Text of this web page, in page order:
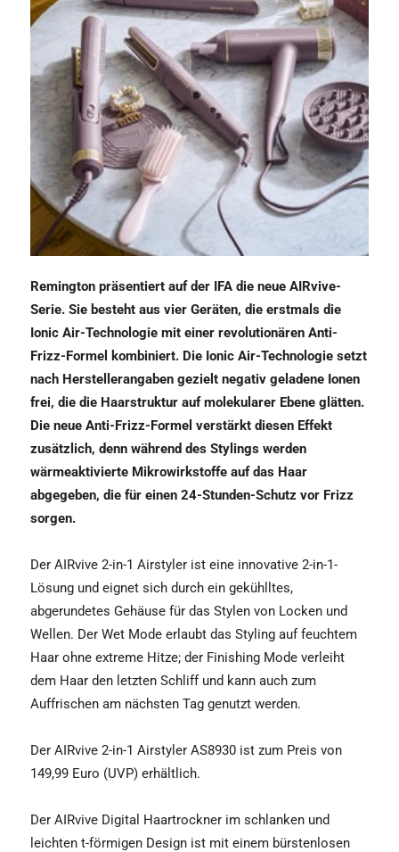
Remington präsentiert auf der IFA die neue AIRvive-
Serie. Sie besteht aus vier Geräten, die erstmals die
Ionic Air-Technologie mit einer revolutionären Anti-
Frizz-Formel kombiniert. Die Ionic Air-Technologie setzt
nach Herstellerangaben gezielt negativ geladene Ionen
frei, die die Haarstruktur auf molekularer Ebene glätten.
Die neue Anti-Frizz-Formel verstärkt diesen Effekt
zusätzlich, denn während des Stylings werden
wärmeaktivierte Mikrowirkstoffe auf das Haar
abgegeben, die für einen 24-Stunden-Schutz vor Frizz
sorgen.
Der AIRvive 2-in-1 Airstyler ist eine innovative 2-in-1-
Lösung und eignet sich durch ein gekühlltes,
abgerundetes Gehäuse für das Stylen von Locken und
Wellen. Der Wet Mode erlaubt das Styling auf feuchtem
Haar ohne extreme Hitze; der Finishing Mode verleiht
dem Haar den letzten Schliff und kann auch zum
Auffrischen am nächsten Tag genutzt werden.
Der AIRvive 2-in-1 Airstyler AS8930 ist zum Preis von
149,99 Euro (UVP) erhältlich.
Der AIRvive Digital Haartrockner im schlanken und
leichten t-förmigen Design ist mit einem bürstenlosen